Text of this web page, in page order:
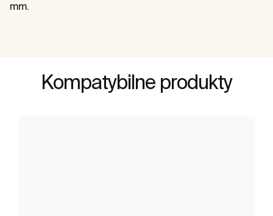
mm.
Kompatybilne produkty